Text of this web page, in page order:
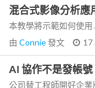
混合式影像分析應
本教學將示範如何使用
由 Connie發文 17
AI 協作不是發帳
公司替工程師開好企